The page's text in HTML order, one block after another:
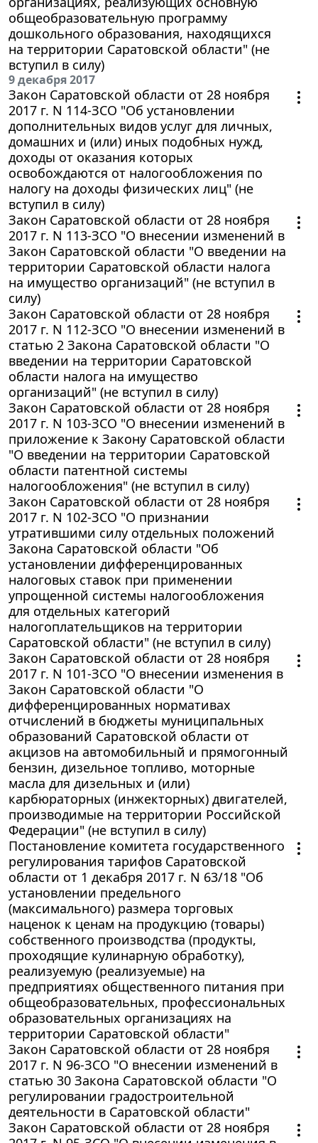
общеобразовательную программу
дошкольного образования, находящихся
на территории Саратовской области" (не
вступил в силу)
9 декабря 2017
Закон Саратовской области от 28 ноября
2017 г. N 114-ЗСО "Об установлении
дополнительных видов услуг для личных,
домашних и (или) иных подобных нужд,
доходы от оказания которых
освобождаются от налогообложения по
налогу на доходы физических лиц" (не
вступил в силу)
Закон Саратовской области от 28 ноября
2017 г. N 113-ЗСО "О внесении изменений в
Закон Саратовской области "О введении на
территории Саратовской области налога
на имущество организаций" (не вступил в
силу)
Закон Саратовской области от 28 ноября
2017 г. N 112-ЗСО "О внесении изменений в
статью 2 Закона Саратовской области "О
введении на территории Саратовской
области налога на имущество
организаций" (не вступил в силу)
Закон Саратовской области от 28 ноября
2017 г. N 103-ЗСО "О внесении изменений в
приложение к Закону Саратовской области
"О введении на территории Саратовской
области патентной системы
налогообложения" (не вступил в силу)
Закон Саратовской области от 28 ноября
2017 г. N 102-ЗСО "О признании
утратившими силу отдельных положений
Закона Саратовской области "Об
установлении дифференцированных
налоговых ставок при применении
упрощенной системы налогообложения
для отдельных категорий
налогоплательщиков на территории
Саратовской области" (не вступил в силу)
Закон Саратовской области от 28 ноября
2017 г. N 101-ЗСО "О внесении изменения в
Закон Саратовской области "О
дифференцированных нормативах
отчислений в бюджеты муниципальных
образований Саратовской области от
акцизов на автомобильный и прямогонный
бензин, дизельное топливо, моторные
масла для дизельных и (или)
карбюраторных (инжекторных) двигателей,
производимые на территории Российской
Федерации" (не вступил в силу)
Постановление комитета государственного
регулирования тарифов Саратовской
области от 1 декабря 2017 г. N 63/18 "Об
установлении предельного
(максимального) размера торговых
наценок к ценам на продукцию (товары)
собственного производства (продукты,
проходящие кулинарную обработку),
реализуемую (реализуемые) на
предприятиях общественного питания при
общеобразовательных, профессиональных
образовательных организациях на
территории Саратовской области"
Закон Саратовской области от 28 ноября
2017 г. N 96-ЗСО "О внесении изменений в
статью 30 Закона Саратовской области "О
регулировании градостроительной
деятельности в Саратовской области"
Закон Саратовской области от 28 ноября